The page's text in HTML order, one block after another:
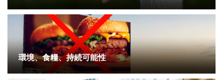
環境、食糧、持続可能性